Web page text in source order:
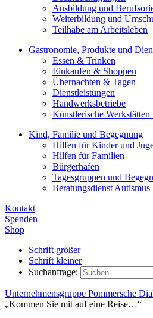
Ausbildung und
Weiterbildung und
Teilhabe am Arbeitsleben
Gastronomie, Produkte und
Essen & Trinken
Einkaufen & Shoppen
Übernachten & Tagen
Dienstleistungen
Handwerksbetriebe
Künstlerische Werkstätten
Kind, Familie und Begegnung
Hilfen für Kinder und
Hilfen für Familien
Bürgerhafen
Tagesgruppen und
Beratungsdienst Autismus
Kontakt
Spenden
Shop
Schrift größer
Schrift kleiner
Suchanfrage:
Unternehmensgruppe Pommersche
„Kommen Sie mit auf eine Reise…“